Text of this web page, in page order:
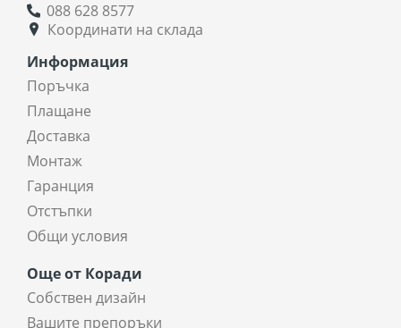
088 628 8577
Координати на склада
Информация
Поръчка
Плащане
Доставка
Монтаж
Гаранция
Отстъпки
Общи условия
Още от Коради
Собствен дизайн
Вашите препоръки